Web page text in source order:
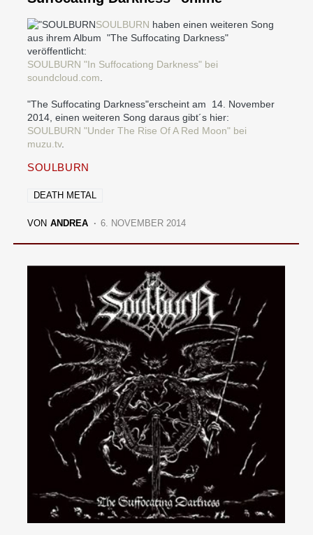
SOULBURN haben einen weiteren Song
aus ihrem Album "The Suffocating Darkness"
veröffentlicht:
SOULBURN "In Suffocationg Darkness" bei
soundcloud.com.
"The Suffocating Darkness"erscheint am 14. November
2014, einen weiteren Song daraus gibt´s hier:
SOULBURN "Under The Rise Of A Red Moon" bei
muzu.tv.
SOULBURN
DEATH METAL
VON ANDREA 6. NOVEMBER 2014